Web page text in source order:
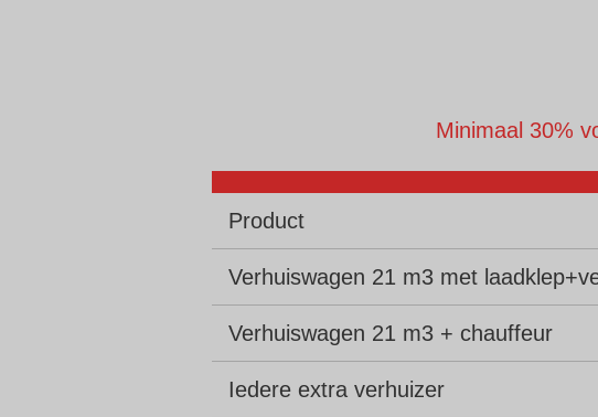
Minimaal 30%
Product
Verhuiswagen 21 m3 met
Verhuiswagen 21 m3 + chauffeur
Iedere extra verhuizer